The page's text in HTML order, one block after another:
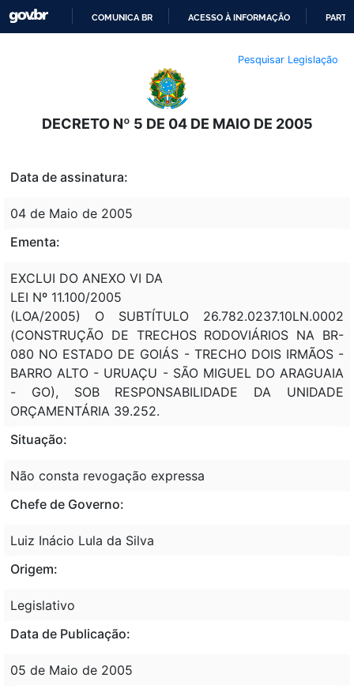
O
CONTEÚDO
COMUNICA BR ACESSO À INFORMAÇÃO
Pesquisar Legislação
DECRETO Nº 5 DE 04 DE MAIO DE 2005
Data de assinatura:
04 de Maio de 2005
Ementa:
EXCLUI DO ANEXO VI DA
LEI Nº 11.100/2005
(LOA/2005) O SUBTÍTULO 26.782.0237.10LN.0002
(CONSTRUÇÃO DE TRECHOS RODOVIÁRIOS NA BR-
080 NO ESTADO DE GOIÁS - TRECHO DOIS IRMÃOS -
BARRO ALTO - URUAÇU - SÃO MIGUEL DO ARAGUAIA
- GO), SOB RESPONSABILIDADE DA UNIDADE
ORÇAMENTÁRIA 39.252.
Situação:
Não consta revogação expressa
Chefe de Governo:
Luiz Inácio Lula da Silva
Origem:
Legislativo
Data de Publicação:
05 de Maio de 2005